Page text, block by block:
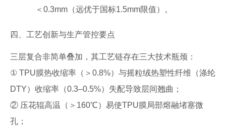
＜0.3mm（远优于国标1.5mm限值）。
四、工艺创新与生产管控要点
三层复合非简单叠加，其工艺链存在三大技术瓶颈：
① TPU膜热收缩率（＞0.8%）与摇粒绒热塑性纤维（涤纶
DTY）收缩率（0.3–0.5%）失配导致层间翘曲；
② 压花辊高温（＞160℃）易使TPU膜局部熔融堵塞微
孔；